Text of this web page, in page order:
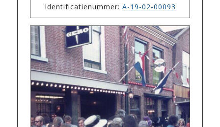
Identificatienummer: A-19-02-00093